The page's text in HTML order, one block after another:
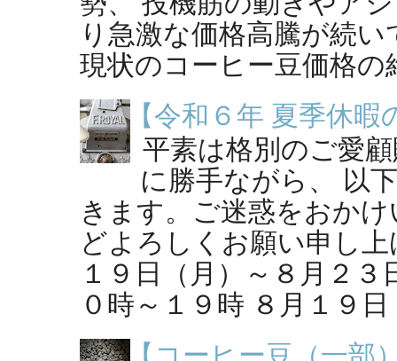
り急激な価格高騰が続
現状のコーヒー豆価格の
【令和６年 夏季休暇
平素は格別のご愛顧
に勝手ながら、 以
きます。ご迷惑をおか
どよろしくお願い申し
１９日（月）～８月２
０時～１９時 ８月１９
【コーヒー豆（一部